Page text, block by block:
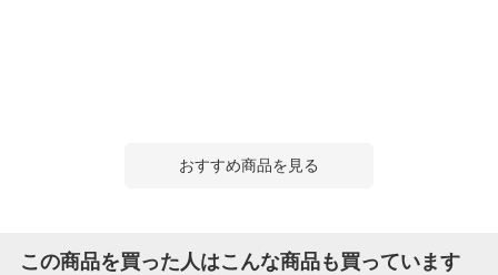
おすすめ商品を見る
この商品を買った人はこんな商品も買っています